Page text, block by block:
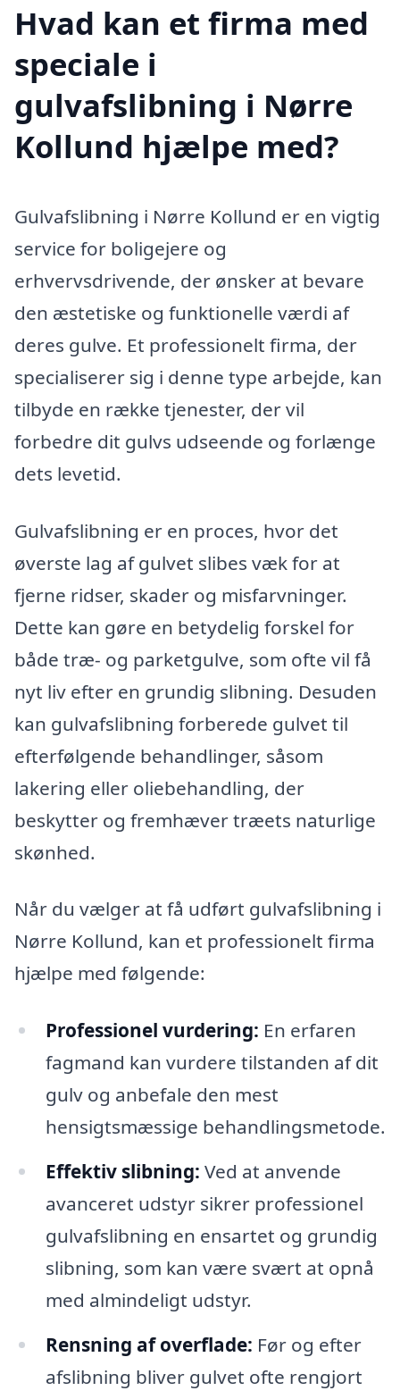
Hvad kan et firma med
speciale i
gulvafslibning i Nørre
Kollund hjælpe med?
Gulvafslibning i Nørre Kollund er en vigtig
service for boligejere og
erhvervsdrivende, der ønsker at bevare
den æstetiske og funktionelle værdi af
deres gulve. Et professionelt firma, der
specialiserer sig i denne type arbejde, kan
tilbyde en række tjenester, der vil
forbedre dit gulvs udseende og forlænge
dets levetid.
Gulvafslibning er en proces, hvor det
øverste lag af gulvet slibes væk for at
fjerne ridser, skader og misfarvninger.
Dette kan gøre en betydelig forskel for
både træ- og parketgulve, som ofte vil få
nyt liv efter en grundig slibning. Desuden
kan gulvafslibning forberede gulvet til
efterfølgende behandlinger, såsom
lakering eller oliebehandling, der
beskytter og fremhæver træets naturlige
skønhed.
Når du vælger at få udført gulvafslibning i
Nørre Kollund, kan et professionelt firma
hjælpe med følgende:
Professionel vurdering: En erfaren
fagmand kan vurdere tilstanden af dit
gulv og anbefale den mest
hensigtsmæssige behandlingsmetode.
Effektiv slibning: Ved at anvende
avanceret udstyr sikrer professionel
gulvafslibning en ensartet og grundig
slibning, som kan være svært at opnå
med almindeligt udstyr.
Rensning af overflade: Før og efter
afslibning bliver gulvet ofte rengjort